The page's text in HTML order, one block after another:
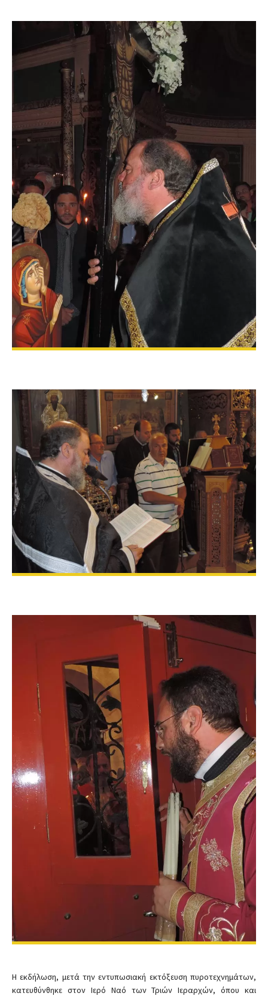
Η εκδήλωση, μετά την εντυπωσιακή εκτόξευση πυροτεχνημάτων,
κατευθύνθηκε στον Ιερό Ναό των Τριών Ιεραρχών, όπου και